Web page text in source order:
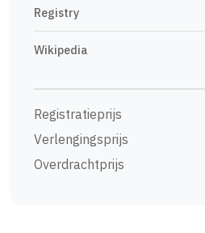
Registry
Wikipedia
Registratieprijs
Verlengingsprijs
Overdrachtprijs